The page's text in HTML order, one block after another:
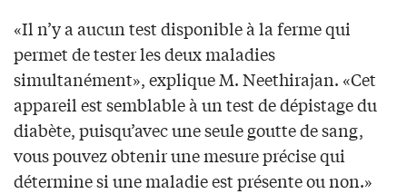
«Il n’y a aucun test disponible à la ferme qui
permet de tester les deux maladies
simultanément», explique M. Neethirajan. «Cet
appareil est semblable à un test de dépistage du
diabète, puisqu’avec une seule goutte de sang,
vous pouvez obtenir une mesure précise qui
détermine si une maladie est présente ou non.»